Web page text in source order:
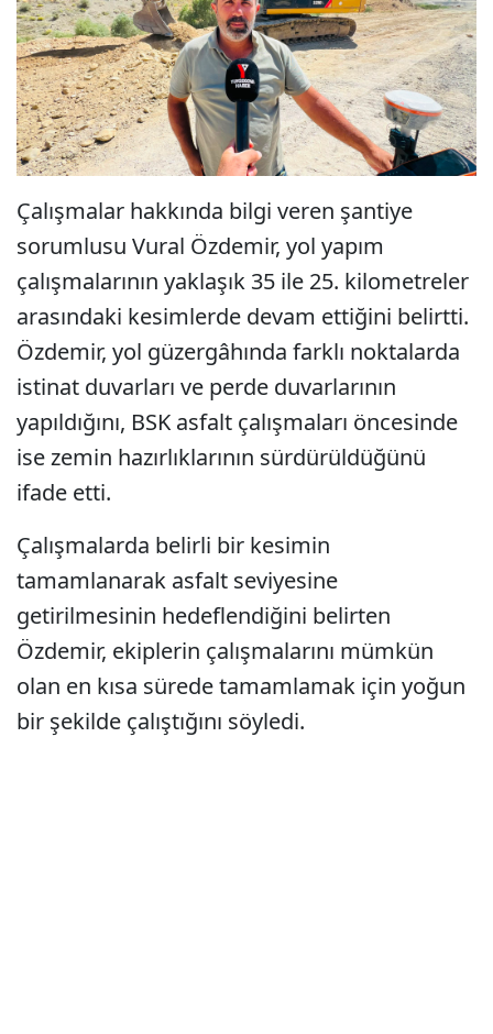
Çalışmalar hakkında bilgi veren şantiye
sorumlusu Vural Özdemir, yol yapım
çalışmalarının yaklaşık 35 ile 25. kilometreler
arasındaki kesimlerde devam ettiğini belirtti.
Özdemir, yol güzergâhında farklı noktalarda
istinat duvarları ve perde duvarlarının
yapıldığını, BSK asfalt çalışmaları öncesinde
ise zemin hazırlıklarının sürdürüldüğünü
ifade etti.
Çalışmalarda belirli bir kesimin
tamamlanarak asfalt seviyesine
getirilmesinin hedeflendiğini belirten
Özdemir, ekiplerin çalışmalarını mümkün
olan en kısa sürede tamamlamak için yoğun
bir şekilde çalıştığını söyledi.